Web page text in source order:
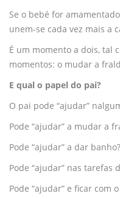
Se o bebé for
unem-se cada vez mais a
É um momento a dois, tal
momentos: o mudar a
E qual o papel do pai?
O pai pode “ajudar”
Pode “ajudar” a mudar a
Pode “ajudar” a dar banho?
Pode “ajudar” nas tarefas
Pode “ajudar” e ficar com